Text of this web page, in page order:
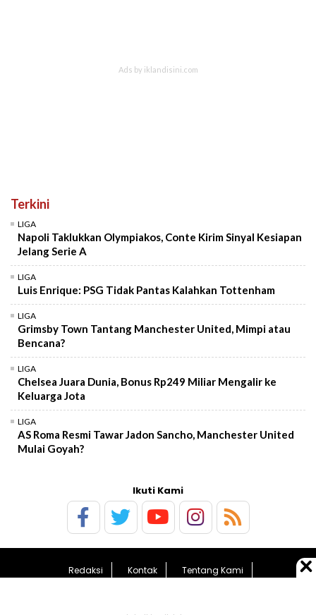
Terkini
LIGA
Napoli Taklukkan Olympiakos, Conte Kirim Sinyal Kesiapan
Jelang Serie A
LIGA
Luis Enrique: PSG Tidak Pantas Kalahkan Tottenham
LIGA
Grimsby Town Tantang Manchester United, Mimpi atau
Bencana?
LIGA
Chelsea Juara Dunia, Bonus Rp249 Miliar Mengalir ke
Keluarga Jota
LIGA
AS Roma Resmi Tawar Jadon Sancho, Manchester United
Mulai Goyah?
Ikuti Kami
Redaksi Kontak
Tentang Kami